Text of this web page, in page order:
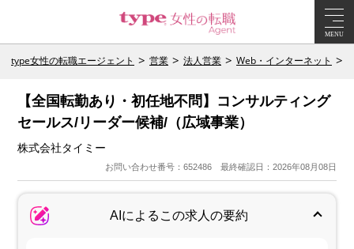
MENU
type女性の転職エージェント 営業 法人営業 Web・インターネット
【全国転勤あり・初任地不問】コンサルティング
セールス/リーダー候補/（広域事業）
株式会社タイミー
お問い合わせ番号：652486 最終確認日：2026年08月08日
AIによるこの求人の要約